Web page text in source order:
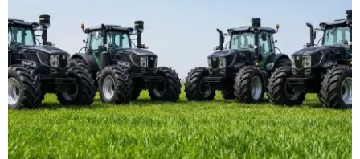
Maschine zu finden, die eigenständig zwischen Baustellen
wechseln kann – ohne Zwischenhändler und die zusätzlichen
Kosten, die Raupentransporte stets verursachen. In den
engen städtischen Verhältnissen bietet ein Minibagger mit
Rädern eine Wendigkeit, die schwere Raupenfahrzeuge
einfach nicht erreichen können. Bei LUYU haben wir diese
Mobilität in unser Kernkonzept integriert und machen
Radbagger zur bevorzugten Wahl für alle, die vor Ort
ankommen, die Arbeit erledigen und ohne Wartezeit auf
einen Anhänger zur nächsten Baustelle weiterziehen müssen.